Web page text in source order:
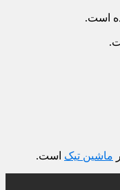
است.
ماشین تیک است.